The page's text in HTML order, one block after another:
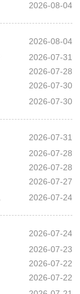
2026-08-04
2026-08-04
2026-07-31
2026-07-28
2026-07-30
2026-07-30
2026-07-31
2026-07-28
2026-07-28
2026-07-27
2026-07-24
2026-07-24
2026-07-23
2026-07-22
2026-07-22